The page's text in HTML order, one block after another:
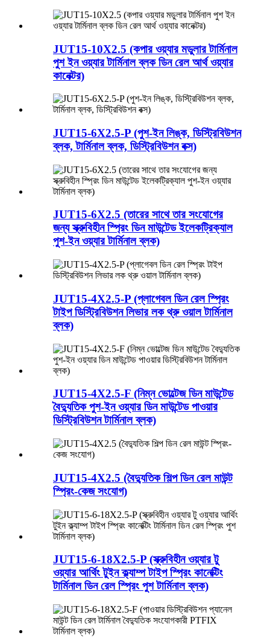
JUT15-10X2.5 (কপার ওয়্যার মডুলার টার্মিনাল
পুশ ইন ওয়্যার টার্মিনাল ব্লক ডিন রেল আর্থ ওয়্যার
কানেক্টর)
JUT15-6X2.5-P (পুশ-ইন লিঙ্ক, ডিস্ট্রিবিউশন
ব্লক, টার্মিনাল ব্লক, ডিস্ট্রিবিউশন বক্স)
JUT15-6X2.5 (তারের সাথে তার সংযোগের
জন্য স্ক্রুবিহীন স্প্রিং ডিন মাউন্টেড ইলেকট্রিক্যাল
পুশ-ইন ওয়্যার টার্মিনাল ব্লক)
JUT15-4X2.5-P (প্লাগেবল ডিন রেল স্প্রিং
টাইপ ডিস্ট্রিবিউশন লিভার লক থ্রু ওয়াল টার্মিনাল
ব্লক)
JUT15-4X2.5-F (নিম্ন ভোল্টেজ ডিন মাউন্টেড
বৈদ্যুতিক পুশ-ইন ওয়্যার ডিন মাউন্টেড পাওয়ার
ডিস্ট্রিবিউশন টার্মিনাল ব্লক)
JUT15-4X2.5 (বৈদ্যুতিক শিল্প ডিন রেল মাউন্ট
স্প্রিং-কেজ সংযোগ)
JUT15-6-18X2.5-P (স্ক্রুবিহীন ওয়্যার টু
ওয়্যার আর্থিং টুইন ক্ল্যাম্প টাইপ স্প্রিং কানেক্টিং
টার্মিনাল ডিন রেল স্প্রিং পুশ টার্মিনাল ব্লক)